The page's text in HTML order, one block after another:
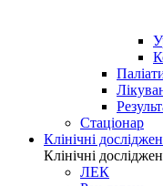
Стаціонар
Клінічні
Клінічні
ЛЕК